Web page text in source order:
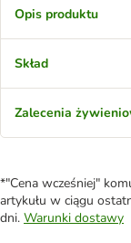
Opis produktu
Skład
Zalecenia
*"Cena wcześniej"
artykułu w ciągu
dni. Warunki dostawy